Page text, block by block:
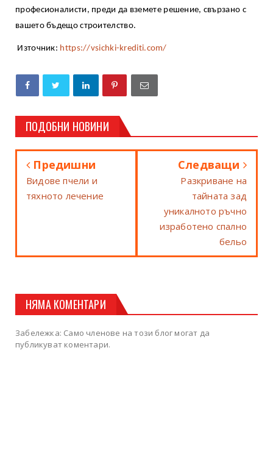
професионалисти, преди да вземете решение, свързано с
вашето бъдещо строителство.
Източник: https://vsichki-krediti.com/
ПОДОБНИ НОВИНИ
Предишни
Видове пчели и
тяхното лечение
Следващи
Разкриване на
тайната зад
уникалното ръчно
изработено спално
бельо
НЯМА КОМЕНТАРИ
Забележка: Само членове на този блог могат да
публикуват коментари.